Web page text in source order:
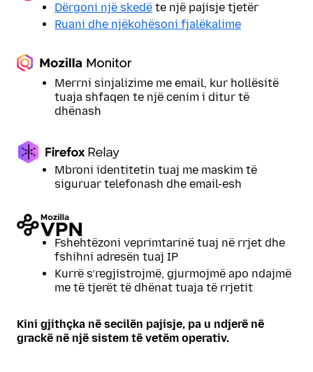
Dërgoni një skedë te një pajisje tjetër
Ruani dhe njëkohësoni fjalëkalime
Merrni sinjalizime me email, kur hollësitë
tuaja shfaqen te një cenim i ditur të
dhënash
Mbroni identitetin tuaj me maskim të
siguruar telefonash dhe email-esh
Fshehtëzoni veprimtarinë tuaj në rrjet dhe
fshihni adresën tuaj IP
Kurrë s’regjistrojmë, gjurmojmë apo ndajmë
me të tjerët të dhënat tuaja të rrjetit
Kini gjithçka në secilën pajisje, pa u ndjerë në
grackë në një sistem të vetëm operativ.